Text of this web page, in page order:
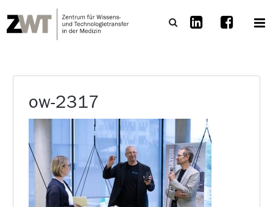
ow-2317